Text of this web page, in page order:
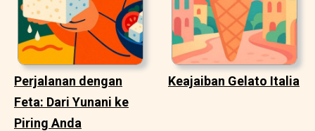
Perjalanan dengan
Feta: Dari Yunani ke
Piring Anda
Keajaiban Gelato Italia